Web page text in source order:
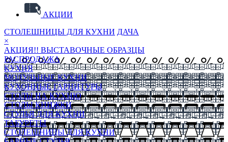
АКЦИИ
СТОЛЕШНИЦЫ ДЛЯ КУХНИ ДАЧА
×
АКЦИЯ!! ВЫСТАВОЧНЫЕ ОБРАЗЦЫ
РАСПРОДАЖА
КУХНЯ
МОДУЛЬНЫЕ КУХНИ
КУХОННЫЕ ГАРНИТУРЫ
СТОЛЫ НА КУХНЮ
СТОЛЫ КНИЖКИ
СТУЛЬЯ ДЛЯ КУХНИ
ТАБУРЕТЫ
СТОЛЕШНИЦЫ ДЛЯ КУХНИ